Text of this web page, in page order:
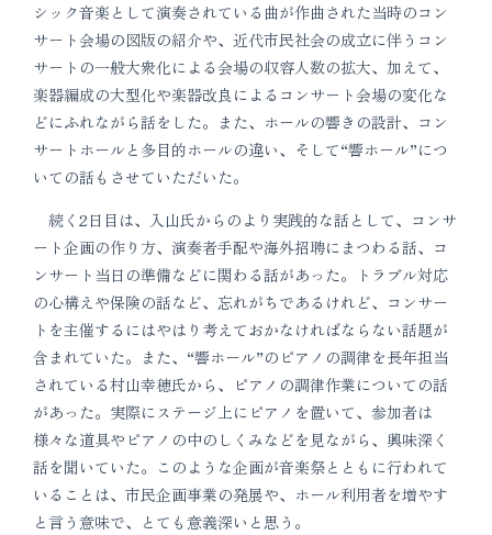
シック音楽として演奏されている曲が作曲された当時のコン
サート会場の図版の紹介や、近代市民社会の成立に伴うコン
サートの一般大衆化による会場の収容人数の拡大、加えて、
楽器編成の大型化や楽器改良によるコンサート会場の変化な
どにふれながら話をした。また、ホールの響きの設計、コン
サートホールと多目的ホールの違い、そして“響ホール”につ
いての話もさせていただいた。
続く2日目は、入山氏からのより実践的な話として、コンサ
ート企画の作り方、演奏者手配や海外招聘にまつわる話、コ
ンサート当日の準備などに関わる話があった。トラブル対応
の心構えや保険の話など、忘れがちであるけれど、コンサー
トを主催するにはやはり考えておかなければならない話題が
含まれていた。また、“響ホール”のピアノの調律を長年担当
されている村山幸穂氏から、ピアノの調律作業についての話
があった。実際にステージ上にピアノを置いて、参加者は
様々な道具やピアノの中のしくみなどを見ながら、興味深く
話を聞いていた。このような企画が音楽祭とともに行われて
いることは、市民企画事業の発展や、ホール利用者を増やす
と言う意味で、とても意義深いと思う。